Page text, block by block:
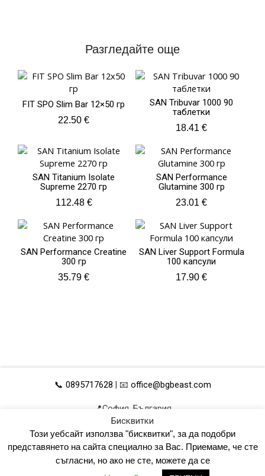
Разгледайте още
FIT SPO Slim Bar 12×50 гр
22.50 €
SAN Tribuvar 1000 90
таблетки
18.41 €
SAN Titanium Isolate
Supreme 2270 гр
112.48 €
SAN Performance
Glutamine 300 гр
23.01 €
SAN Performance Creatine
300 гр
35.79 €
SAN Liver Support Formula
100 капсули
17.90 €
📞 0895717628 | 📧 office@bgbeast.com
📍София, България
ОБЩИ УСЛОВИЯ
УПРАВЛЕНИЕ НА ДАННИ
ПОЛИТИКА ЗА ПОВЕРИТЕЛНОСТ
КАРТА НА САЙТА
© 2023 всички права запазени!
Бисквитки
Този уебсайт използва "бисквитки", за да подобри
представянето на сайта специално за Вас. Приемаме, че сте
съгласни, но ако не сте, можете да се